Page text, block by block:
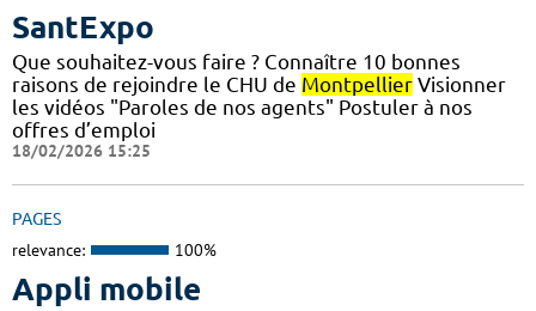
SantExpo
Que souhaitez-vous faire ? Connaître 10 bonnes
raisons de rejoindre le CHU de Montpellier Visionner
les vidéos "Paroles de nos agents" Postuler à nos
offres d’emploi
18/02/2026 15:25
PAGES
relevance: 100%
Appli mobile